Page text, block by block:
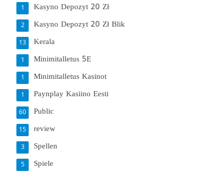
Kasyno Depozyt 20 Zł
1
Kasyno Depozyt 20 Zł Blik
2
Kerala
13
Minimitalletus 5E
1
Minimitalletus Kasinot
1
Paynplay Kasiino Eesti
1
Public
60
review
15
Spellen
3
Spiele
5